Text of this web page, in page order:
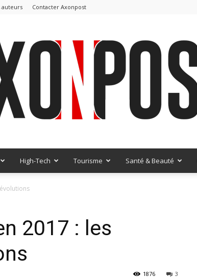
auteurs Contacter Axonpost
High-Tech Tourisme Santé & Beauté
2017 : les
3
1876